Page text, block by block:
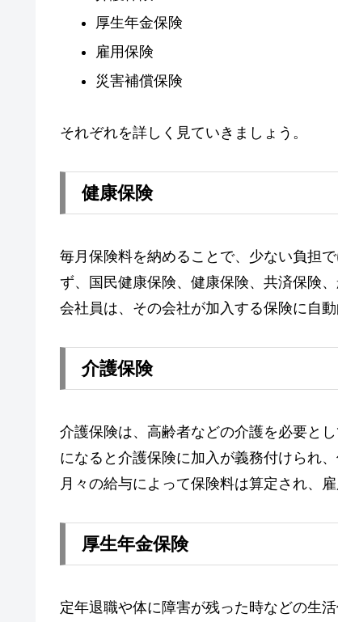
厚生年金保険
雇用保険
災害補償保険
それぞれを詳しく見ていきましょう。
健康保険
毎月保険料を納めることで、少ない負担
ず、国民健康保険、健康保険、共済保険
会社員は、その会社が加入する保険に自
介護保険
介護保険は、高齢者などの介護を必要と
になると介護保険に加入が義務付けられ
月々の給与によって保険料は算定され、
厚生年金保険
定年退職や体に障害が残った時などの生